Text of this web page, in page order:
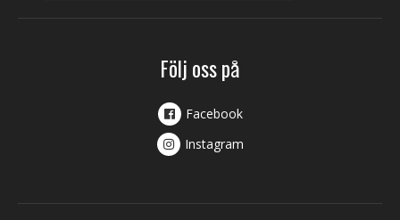
Följ oss på
Facebook
Instagram